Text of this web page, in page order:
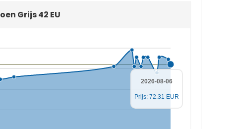
Grijs 42 EU
2026-08-06
Prijs: 72.31 EUR